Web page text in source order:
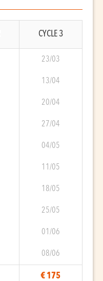
CYCLE 3
23/03
13/04
20/04
27/04
04/05
11/05
18/05
25/05
01/06
08/06
€ 175